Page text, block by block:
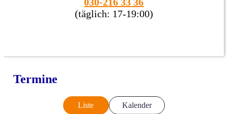
(täglich: 17-19:00)
Termine
Liste Kalender